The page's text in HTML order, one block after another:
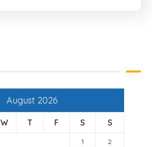
August 2026
W T F S S
1
2